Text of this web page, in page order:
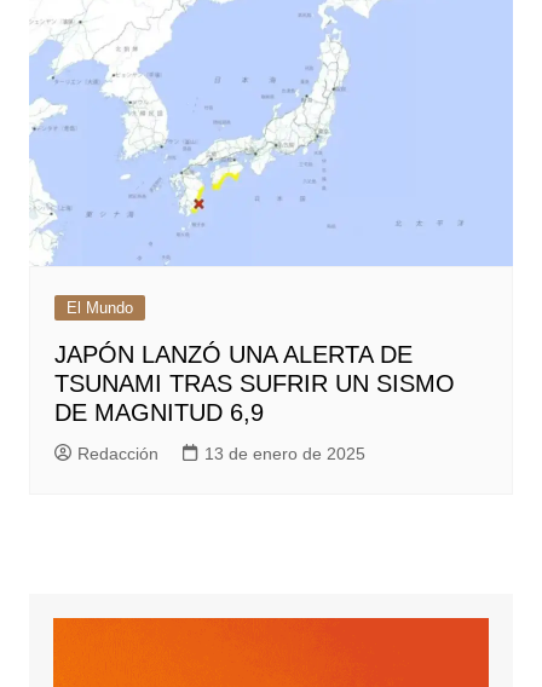
El Mundo
JAPÓN LANZÓ UNA ALERTA DE
TSUNAMI TRAS SUFRIR UN SISMO
DE MAGNITUD 6,9
Redacción 13 de enero de 2025